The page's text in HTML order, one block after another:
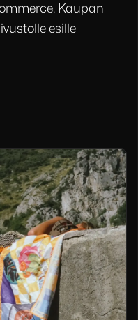
Kaupan
esille